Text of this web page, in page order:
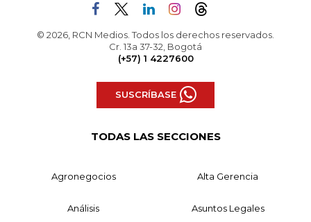
© 2026, RCN Medios. Todos los derechos reservados.
Cr. 13a 37-32, Bogotá
(+57) 1 4227600
SUSCRÍBASE
TODAS LAS SECCIONES
Agronegocios Alta Gerencia
Análisis Asuntos Legales